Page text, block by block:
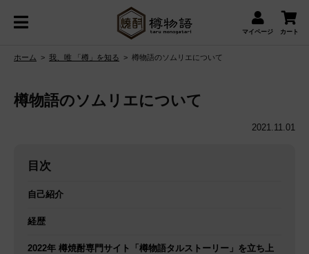
マイページ カート
ホーム > 我、唯 「樽」を知る > 樽物語のソムリエについて
樽物語のソムリエについて
2021.11.01
目次
自己紹介
経歴
2022年 樽焼酎専門サイト「樽物語タルストーリー」を立ち上